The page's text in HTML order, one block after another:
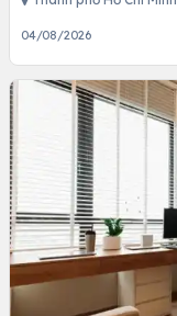
04/08/2026